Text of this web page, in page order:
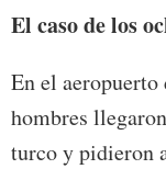
El caso de los
En el
hombres
turco y pidieron